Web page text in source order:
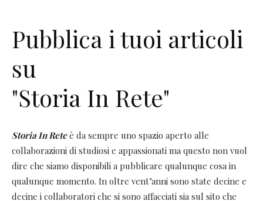
Pubblica i tuoi articoli
su
"Storia In Rete"
Storia In Reteè da sempre uno spazio aperto alle
collaborazioni di studiosi e appassionati ma questo non vuol
dire che siamo disponibili a pubblicare qualunque cosa in
qualunque momento. In oltre vent’anni sono state decine e
decine i collaboratori che si sono affacciati sia sul sito che